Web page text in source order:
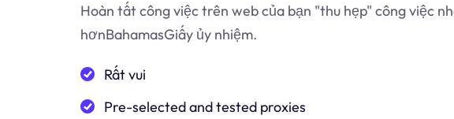
Hoàn tất công việc trên web của bạn "thu hẹp" công việc
hơnBahamasGiấy ủy nhiệm.
Rất vui
Pre-selected and tested proxies